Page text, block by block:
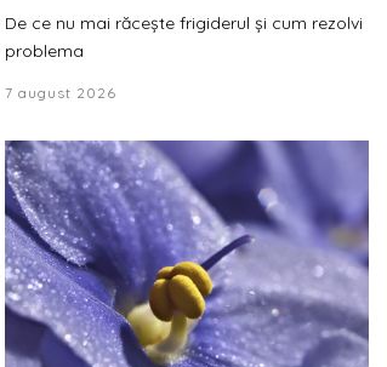
De ce nu mai răcește frigiderul și cum rezolvi
problema
7 august 2026